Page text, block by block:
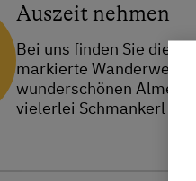
Auszeit nehmen
Bei uns finden Sie die
markierte Wanderwege
wunderschönen Almen.
vielerlei Schmankerl